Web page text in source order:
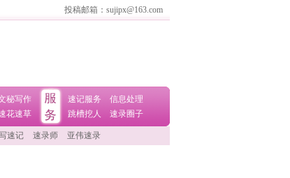
投稿邮箱：sujipx@163.com
秘写作
花速草
速记服务
信息处理
跳槽挖人
速录圈子
速记 速录师 亚伟速录